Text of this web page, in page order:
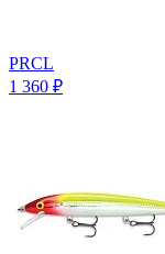
PRCL
1 360 ₽